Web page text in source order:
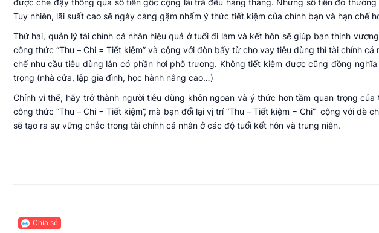
được che đậy thông qua số tiền gốc cộng lãi trả đều hàng tháng. Nhưng số tiền đó
Tuy nhiên, lãi suất cao sẽ ngày càng gặm nhấm ý thức tiết kiệm của chính bạn và hạn chế
Thứ hai, quản lý tài chính cá nhân hiệu quả ở tuổi đi làm và kết hôn sẽ giúp bạn thịnh
công thức “Thu – Chi = Tiết kiệm” và cộng với đòn bẩy từ cho vay tiêu dùng thì tài chính
chế nhu cầu tiêu dùng lẫn có phần hơi phô trương. Không tiết kiệm được cũng đồng
trọng (nhà cửa, lập gia đình, học hành nâng cao…)
Chính vì thế, hãy trở thành người tiêu dùng khôn ngoan và ý thức hơn tầm quan trọng
công thức “Thu – Chi = Tiết kiệm”, mà bạn đổi lại vị trí “Thu – Tiết kiệm = Chi” cộng với
sẽ tạo ra sự vững chắc trong tài chính cá nhân ở các độ tuổi kết hôn và trung niên.
Chia sẻ